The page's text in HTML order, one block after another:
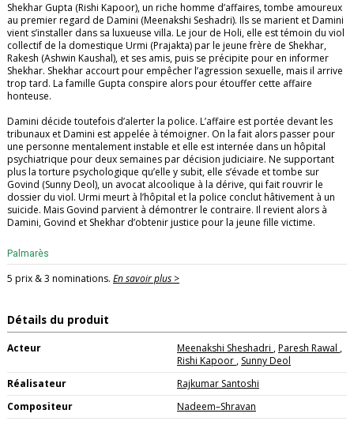
Shekhar Gupta (Rishi Kapoor), un riche homme d’affaires, tombe amoureux
au premier regard de Damini (Meenakshi Seshadri). Ils se marient et Damini
vient s’installer dans sa luxueuse villa. Le jour de Holi, elle est témoin du viol
collectif de la domestique Urmi (Prajakta) par le jeune frère de Shekhar,
Rakesh (Ashwin Kaushal), et ses amis, puis se précipite pour en informer
Shekhar. Shekhar accourt pour empêcher l’agression sexuelle, mais il arrive
trop tard. La famille Gupta conspire alors pour étouffer cette affaire
honteuse. ​
Damini décide toutefois d’alerter la police. L’affaire est portée devant les
tribunaux et Damini est appelée à témoigner. On la fait alors passer pour
une personne mentalement instable et elle est internée dans un hôpital
psychiatrique pour deux semaines par décision judiciaire. Ne supportant
plus la torture psychologique qu’elle y subit, elle s’évade et tombe sur
Govind (Sunny Deol), un avocat alcoolique à la dérive, qui fait rouvrir le
dossier du viol. Urmi meurt à l’hôpital et la police conclut hâtivement à un
suicide. Mais Govind parvient à démontrer le contraire. Il revient alors à
Damini, Govind et Shekhar d’obtenir justice pour la jeune fille victime.
Palmarès
5 prix & 3 nominations. En savoir plus >
Détails du produit
Acteur Meenakshi Sheshadri ,Paresh Rawal ,
Rishi Kapoor , Sunny Deol
Réalisateur
Rajkumar Santoshi
Compositeur
Nadeem–Shravan